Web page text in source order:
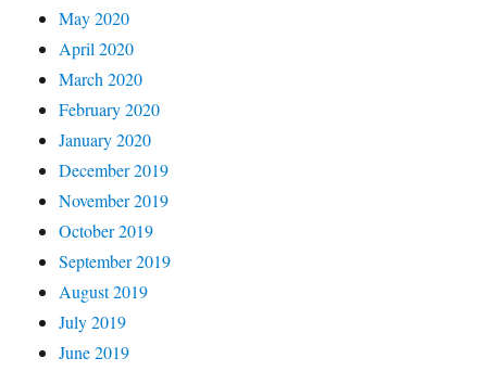
May 2020
April 2020
March 2020
February 2020
January 2020
December 2019
November 2019
October 2019
September 2019
August 2019
July 2019
June 2019